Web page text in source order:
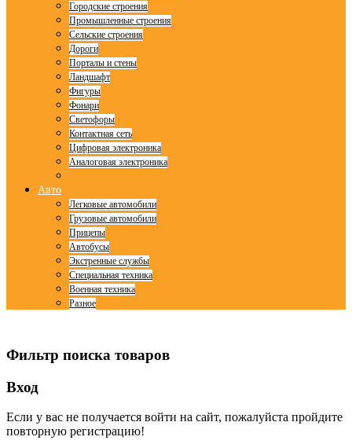
Городские строения
Промышленные строения
Сельские строения
Дороги
Порталы и стены
Ландшафт
Фигуры
Фонари
Светофоры
Контактная сеть
Цифровая электроника
Аналоговая электроника
Авто
Легковые автомобили
Грузовые автомобили
Прицепы
Автобусы
Экстренные службы
Специальная техника
Военная техника
Разное
Фильтр поиска товаров
Вход
Если у вас не получается войти на сайт, пожалуйста пройдите
повторную регистрацию!